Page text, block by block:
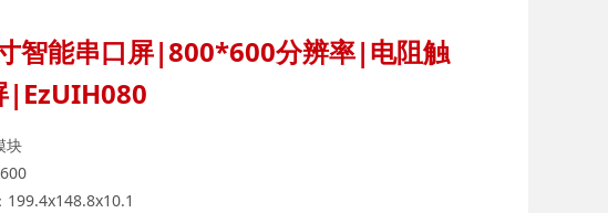
智能串口屏|800*600分辨率|电阻触
|EzUIH080
块
199.4x148.8x10.1